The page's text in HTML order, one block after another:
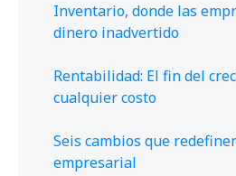
Inventario, donde las
dinero inadvertido
Rentabilidad: El fin del
cualquier costo
Seis cambios que
empresarial